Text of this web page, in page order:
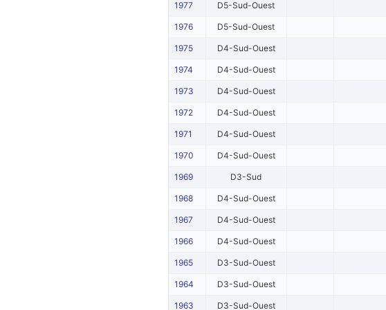
1977 D5-Sud-Ouest
1976 D5-Sud-Ouest
1975 D4-Sud-Ouest
1974 D4-Sud-Ouest
1973 D4-Sud-Ouest
1972 D4-Sud-Ouest
1971 D4-Sud-Ouest
1970 D4-Sud-Ouest
1969 D3-Sud
1968 D4-Sud-Ouest
1967 D4-Sud-Ouest
1966 D4-Sud-Ouest
1965 D3-Sud-Ouest
1964 D3-Sud-Ouest
1963 D3-Sud-Ouest